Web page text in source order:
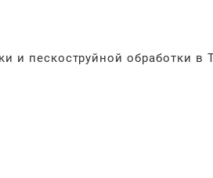
и пескоструйной обработки в